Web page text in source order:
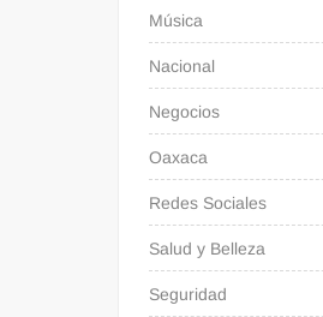
Música
Nacional
Negocios
Oaxaca
Redes Sociales
Salud y Belleza
Seguridad